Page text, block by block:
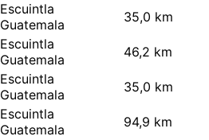
Escuintla
Guatemala
35,0 km
Escuintla
Guatemala
46,2 km
Escuintla
Guatemala
35,0 km
Escuintla
Guatemala
94,9 km